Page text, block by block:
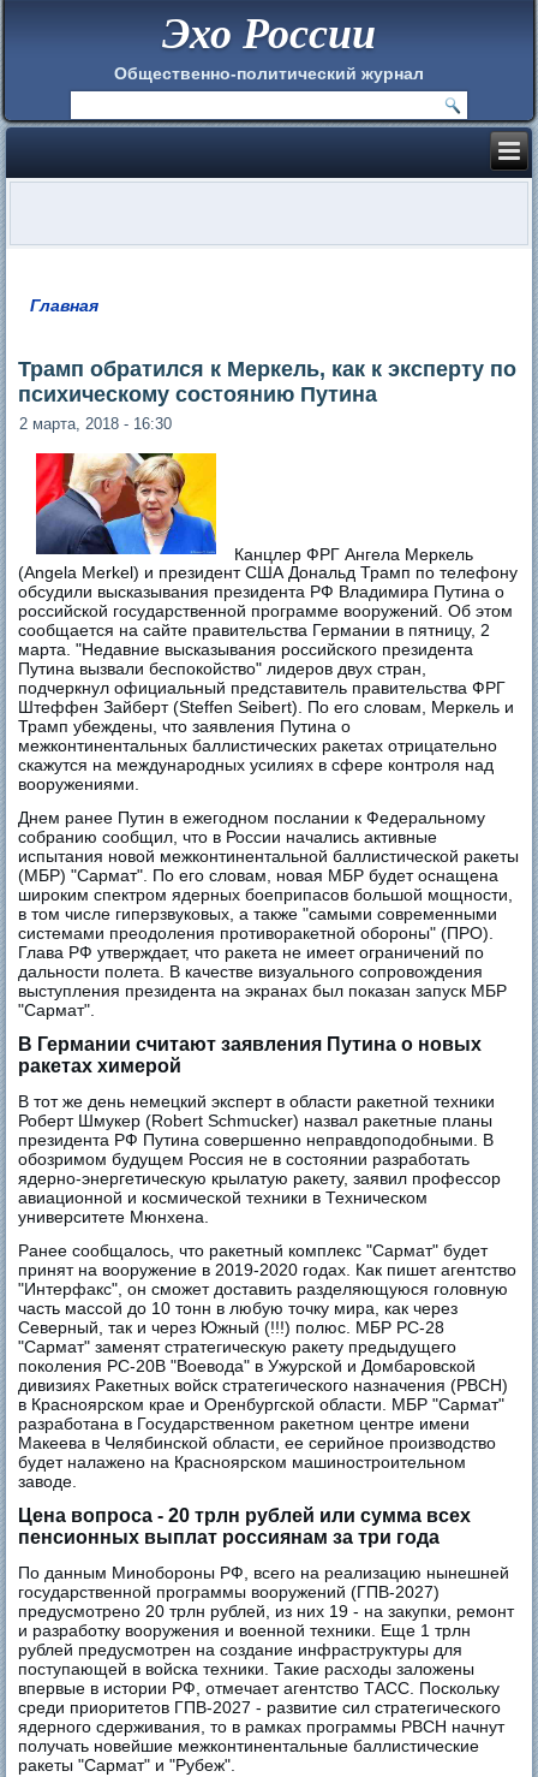
Эхо России
Общественно-политический журнал
Главная
Трамп обратился к Меркель, как к эксперту по
психическому состоянию Путина
2 марта, 2018 - 16:30
Канцлер ФРГ Ангела Меркель
(Angela Merkel) и президент США Дональд Трамп по телефону
обсудили высказывания президента РФ Владимира Путина о
российской государственной программе вооружений. Об этом
сообщается на сайте правительства Германии в пятницу, 2
марта. "Недавние высказывания российского президента
Путина вызвали беспокойство" лидеров двух стран,
подчеркнул официальный представитель правительства ФРГ
Штеффен Зайберт (Steffen Seibert). По его словам, Меркель и
Трамп убеждены, что заявления Путина о
межконтинентальных баллистических ракетах отрицательно
скажутся на международных усилиях в сфере контроля над
вооружениями.
Днем ранее Путин в ежегодном послании к Федеральному
собранию сообщил, что в России начались активные
испытания новой межконтинентальной баллистической ракеты
(МБР) "Сармат". По его словам, новая МБР будет оснащена
широким спектром ядерных боеприпасов большой мощности,
в том числе гиперзвуковых, а также "самыми современными
системами преодоления противоракетной обороны" (ПРО).
Глава РФ утверждает, что ракета не имеет ограничений по
дальности полета. В качестве визуального сопровождения
выступления президента на экранах был показан запуск МБР
"Сармат".
В Германии считают заявления Путина о новых
ракетах химерой
В тот же день немецкий эксперт в области ракетной техники
Роберт Шмукер (Robert Schmucker) назвал ракетные планы
президента РФ Путина совершенно неправдоподобными. В
обозримом будущем Россия не в состоянии разработать
ядерно-энергетическую крылатую ракету, заявил профессор
авиационной и космической техники в Техническом
университете Мюнхена.
Ранее сообщалось, что ракетный комплекс "Сармат" будет
принят на вооружение в 2019-2020 годах. Как пишет агентство
"Интерфакс", он сможет доставить разделяющуюся головную
часть массой до 10 тонн в любую точку мира, как через
Северный, так и через Южный (!!!) полюс. МБР РС-28
"Сармат" заменят стратегическую ракету предыдущего
поколения РС-20В "Воевода" в Ужурской и Домбаровской
дивизиях Ракетных войск стратегического назначения (РВСН)
в Красноярском крае и Оренбургской области. МБР "Сармат"
разработана в Государственном ракетном центре имени
Макеева в Челябинской области, ее серийное производство
будет налажено на Красноярском машиностроительном
заводе.
Цена вопроса - 20 трлн рублей или сумма всех
пенсионных выплат россиянам за три года
По данным Минобороны РФ, всего на реализацию нынешней
государственной программы вооружений (ГПВ-2027)
предусмотрено 20 трлн рублей, из них 19 - на закупки, ремонт
и разработку вооружения и военной техники. Еще 1 трлн
рублей предусмотрен на создание инфраструктуры для
поступающей в войска техники. Такие расходы заложены
впервые в истории РФ, отмечает агентство ТАСС. Поскольку
среди приоритетов ГПВ-2027 - развитие сил стратегического
ядерного сдерживания, то в рамках программы РВСН начнут
получать новейшие межконтинентальные баллистические
ракеты "Сармат" и "Рубеж".